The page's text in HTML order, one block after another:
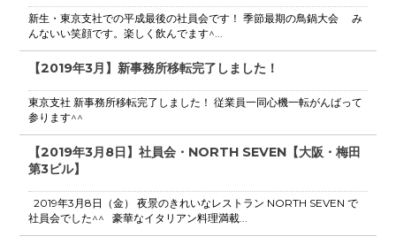
新生・東京支社での平成最後の社員会です！ 季節最期の鳥鍋大会 み
んないい笑顔です。楽しく飲んでます^...
【2019年3月】新事務所移転完了しました！
東京支社 新事務所移転完了しました！ 従業員一同心機一転がんばって
参ります^^
【2019年3月8日】社員会・NORTH SEVEN【大阪・梅田
第3ビル】
2019年3月8日（金） 夜景のきれいなレストラン NORTH SEVEN で
社員会でした^^ 豪華なイタリアン料理満載...